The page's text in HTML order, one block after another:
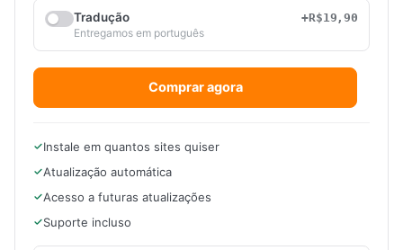
Tradução
+R$19,90
Entregamos em português
Comprar agora
Instale em quantos sites quiser
Atualização automática
Acesso a futuras atualizações
Suporte incluso